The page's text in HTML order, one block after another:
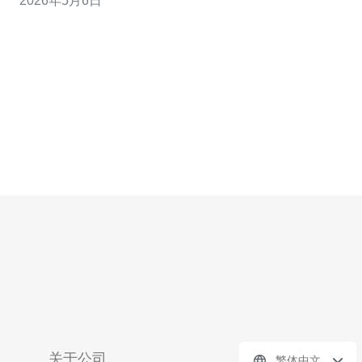
的厂商类型包括：大型电信运营商（中華電信、台灣大哥
关于公司